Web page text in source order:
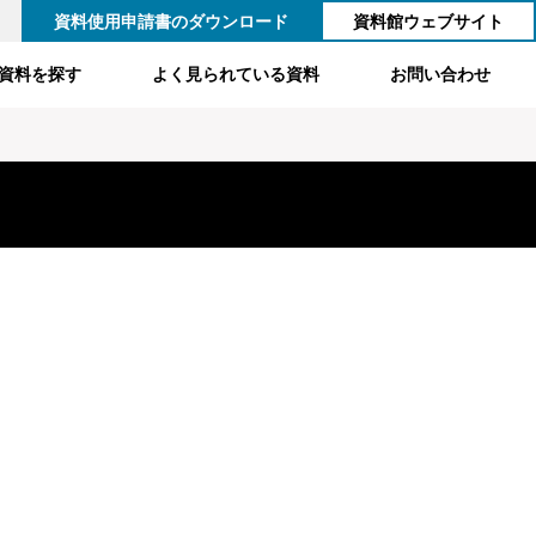
資料使用申請書のダウンロード 資料館ウェブサイト
料を探す よく見られている資料 お問い合わせ